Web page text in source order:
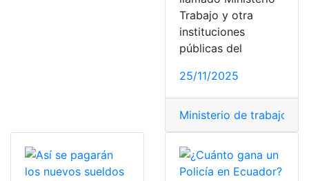
Trabajo y otra
instituciones
públicas del
25/11/2025
Ministerio de trabajo